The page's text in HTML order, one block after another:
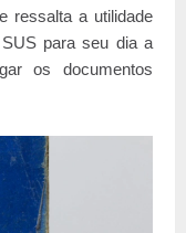
ressalta a utilidade
para seu dia a
os documentos